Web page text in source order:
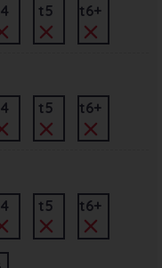
t5 t6+
t5 t6+
t5 t6+